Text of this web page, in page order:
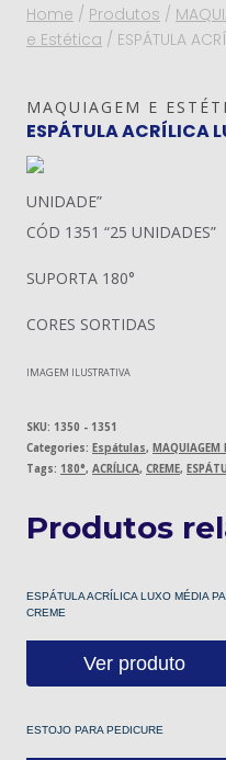
Home / Produtos /
e Estética / ESPÁTULA
MAQUIAGEM E
ESPÁTULA ACRÍLICA
UNIDADE”
CÓD 1351 “25 UNIDADES”
SUPORTA 180°
CORES SORTIDAS
IMAGEM ILUSTRATIVA
SKU: 1350 - 1351
Categories: Espátulas, MAQUIAGEM
Tags: 180°, ACRÍLICA, CREME,
Produtos
ESPÁTULA ACRÍLICA LUXO MÉDIA
CREME
Ver produto
ESTOJO PARA PEDICURE